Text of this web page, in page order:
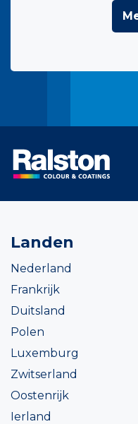
Landen
Nederland
Frankrijk
Duitsland
Polen
Luxemburg
Zwitserland
Oostenrijk
Ierland